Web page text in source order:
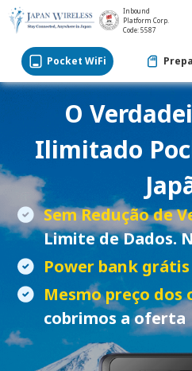
Inbound
Platform Corp.
Code: 5587
Pocket WiFi
O
Ilimitado
Sem Redução de
Limite de Dados.
Power bank grátis
Mesmo preço dos
cobrimos a oferta